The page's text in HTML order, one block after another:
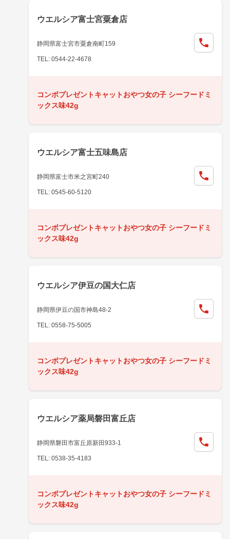
ウエルシア富士宮粟倉店
静岡県富士宮市粟倉南町159
TEL: 0544-22-4678
コンボプレゼントキャットおやつ女の子 シーフードミ
ックス味42g
ウエルシア富士五味島店
静岡県富士市米之宮町240
TEL: 0545-60-5120
コンボプレゼントキャットおやつ女の子 シーフードミ
ックス味42g
ウエルシア伊豆の国大仁店
静岡県伊豆の国市神島48-2
TEL: 0558-75-5005
コンボプレゼントキャットおやつ女の子 シーフードミ
ックス味42g
ウエルシア薬局磐田富丘店
静岡県磐田市富丘原新田933-1
TEL: 0538-35-4183
コンボプレゼントキャットおやつ女の子 シーフードミ
ックス味42g